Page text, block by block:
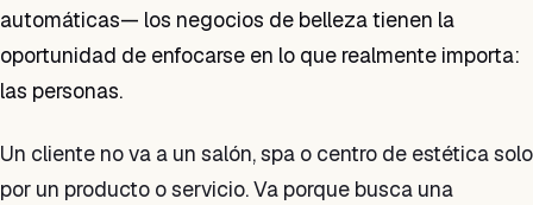
automáticas— los negocios de belleza tienen la
oportunidad de enfocarse en lo que realmente importa:
las personas.
Un cliente no va a un salón, spa o centro de estética solo
por un producto o servicio. Va porque busca una